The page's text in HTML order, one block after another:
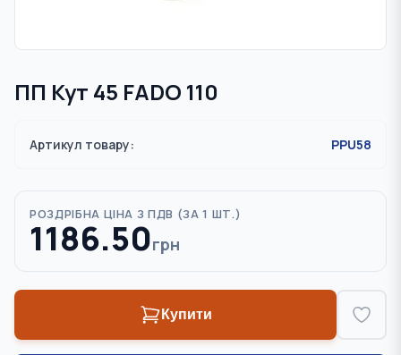
ПП Кут 45 FADO 110
Артикул товару: PPU58
РОЗДРІБНА ЦІНА З ПДВ (ЗА 1 ШТ.)
1186.50грн
Купити